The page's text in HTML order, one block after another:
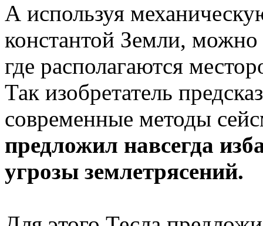
А используя
константой Земли,
где располагаются
Так изобретатель
современные методы
предложил навсегда
угрозы землетрясений.